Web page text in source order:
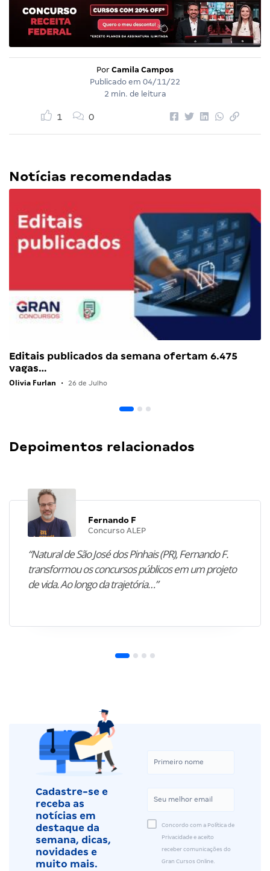
Por Camila Campos
Publicado em 04/11/22
2 min. de leitura
1 0
Notícias recomendadas
Editais publicados da semana ofertam 6.475
vagas…
Olivia Furlan • 26 de Julho
Depoimentos relacionados
Fernando F
Concurso ALEP
“Natural de São José dos Pinhais (PR), Fernando F.
transformou os concursos públicos em um projeto
de vida. Ao longo da trajetória…”
Cadastre-se e
receba as
notícias em
destaque da
semana, dicas,
novidades e
muito mais.
Concordo com a Política de
Privacidade e aceito
receber comunicações do
Gran Cursos Online.